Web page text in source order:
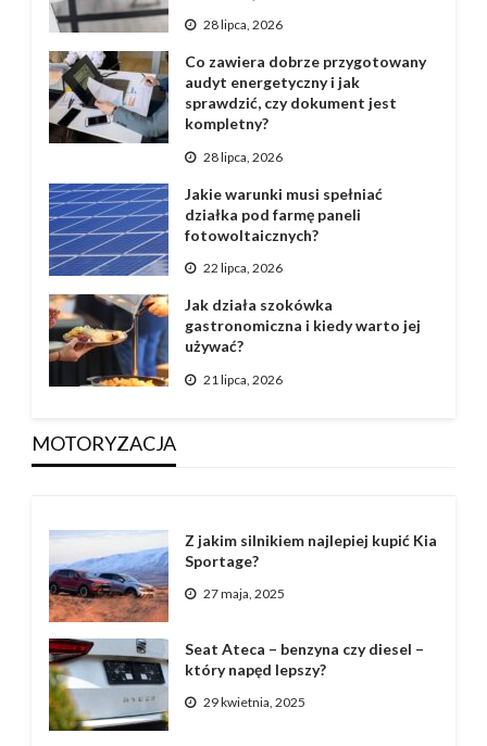
28 lipca, 2026
Co zawiera dobrze przygotowany
audyt energetyczny i jak
sprawdzić, czy dokument jest
kompletny?
28 lipca, 2026
Jakie warunki musi spełniać
działka pod farmę paneli
fotowoltaicznych?
22 lipca, 2026
Jak działa szokówka
gastronomiczna i kiedy warto jej
używać?
21 lipca, 2026
MOTORYZACJA
Z jakim silnikiem najlepiej kupić Kia
Sportage?
27 maja, 2025
Seat Ateca – benzyna czy diesel –
który napęd lepszy?
29 kwietnia, 2025